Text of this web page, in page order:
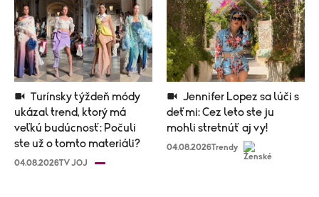
ukázal trend, ktorý má
veľkú budúcnosť: Počuli
ste už o tomto materiáli?
04.08.2026TV JOJ
deťmi: Cez leto ste ju
mohli stretnúť aj vy!
04.08.2026Trendy